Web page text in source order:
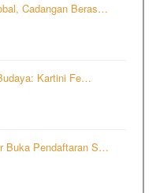
Cadangan Beras…
Kartini Fe…
Buka Pendaftaran S…